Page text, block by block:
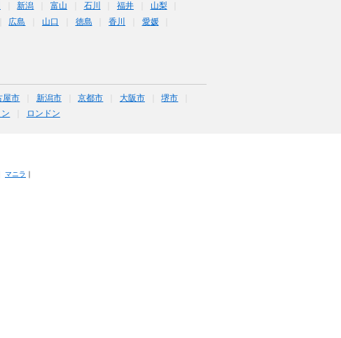
新潟 富山 石川 福井
山梨
広島 山口 徳島 香川
愛媛
屋市 新潟市 京都市 大阪市
堺市
ロンドン
マニラ